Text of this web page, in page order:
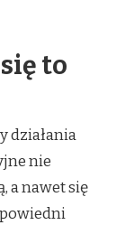
to
działania
nie
a nawet się